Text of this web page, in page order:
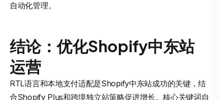
自动化管理。
结论：优化Shopify中东站
运营
RTL语言和本地支付适配是Shopify中东站成功的关键，结
合Shopify Plus和跨境独立站策略促进增长。核心关键词自